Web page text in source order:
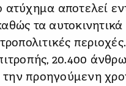
αποτελεί
τα αυτοκινητικά
20.400
προηγούμενη